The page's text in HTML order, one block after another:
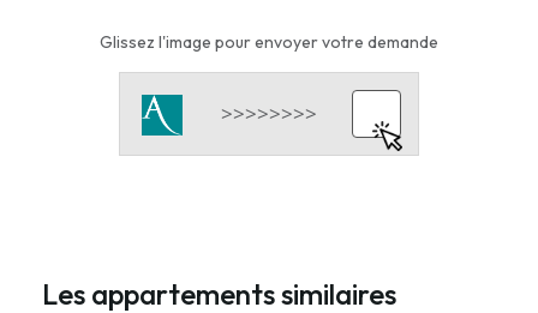
Glissez l'image pour envoyer votre demande
Les appartements similaires